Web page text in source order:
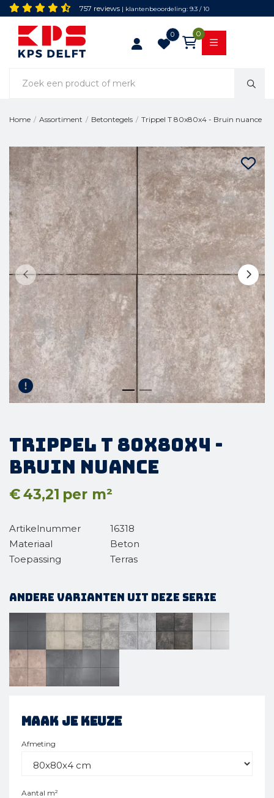
757 reviews | klantenbeoordeling: 9.3 / 10
0 0
Home / Assortiment / Betontegels / Trippel T 80x80x4 - Bruin nuance
Trippel T 80x80x4 -
Bruin nuance
€43,21 per m²
Artikelnummer
16318
Materiaal
Beton
Toepassing
Terras
Andere varianten uit deze serie
Maak je keuze
Afmeting
Aantal m²